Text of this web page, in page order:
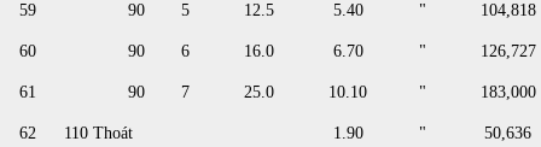
59 90 5 12.5 5.40 " 104,818
60 90 6 16.0 6.70 " 126,727
61 90 7 25.0 10.10 " 183,000
62 110 Thoát 1.90 " 50,636